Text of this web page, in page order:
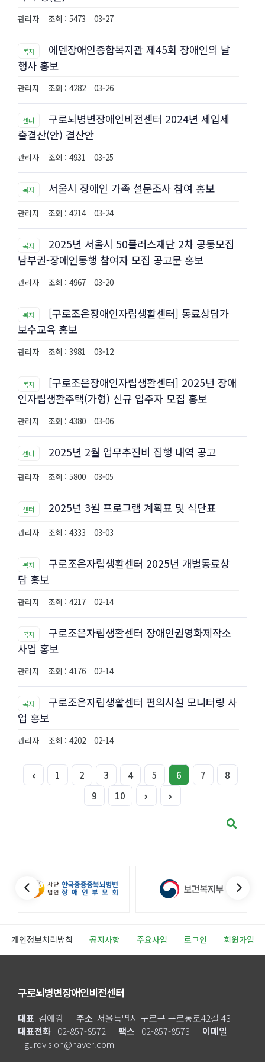
관리자 조회 : 5473 03-27
복지
에덴장애인종합복지관 제45회 장애인의 날
행사 홍보
관리자 조회 : 4282 03-26
센터
구로뇌병변장애인비전센터 2024년 세입세
출결산(안) 결산안
관리자 조회 : 4931 03-25
복지 서울시 장애인 가족 설문조사 참여 홍보
관리자 조회 : 4214 03-24
복지
2025년 서울시 50플러스재단 2차 공동모집
남부권-장애인동행 참여자 모집 공고문 홍보
관리자 조회 : 4967 03-20
복지
[구로조은장애인자립생활센터] 동료상담가
보수교육 홍보
관리자 조회 : 3981 03-12
복지
[구로조은장애인자립생활센터] 2025년 장애
인자립생활주택(가형) 신규 입주자 모집 홍보
관리자 조회 : 4380 03-06
센터 2025년 2월 업무추진비 집행 내역 공고
관리자 조회 : 5800 03-05
센터 2025년 3월 프로그램 계획표 및 식단표
관리자 조회 : 4333 03-03
복지
구로조은자립생활센터 2025년 개별동료상
담 홍보
관리자 조회 : 4217 02-14
복지
구로조은자립생활센터 장애인권영화제작소
사업 홍보
관리자 조회 : 4176 02-14
복지
구로조은자립생활센터 편의시설 모니터링 사
업 홍보
관리자 조회 : 4202 02-14
1 2 3 4 5 6 7
8
9
10
개인정보처리방침 공지사항 주요사업 로그인 회원가입
구로뇌병변장애인비전센터
대표 김애경 주소 서울특별시 구로구 구로동로42길 43
대표전화 02-857-8572 팩스 02-857-8573
이메일
gurovision@naver.com